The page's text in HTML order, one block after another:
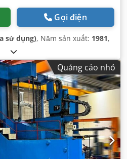
Gọi điện
sử dụng), Năm sản xuất: 1981,
Quảng cáo nhỏ